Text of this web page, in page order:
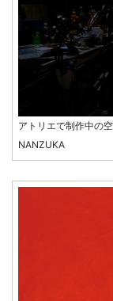
アトリエで制作中
NANZUKA